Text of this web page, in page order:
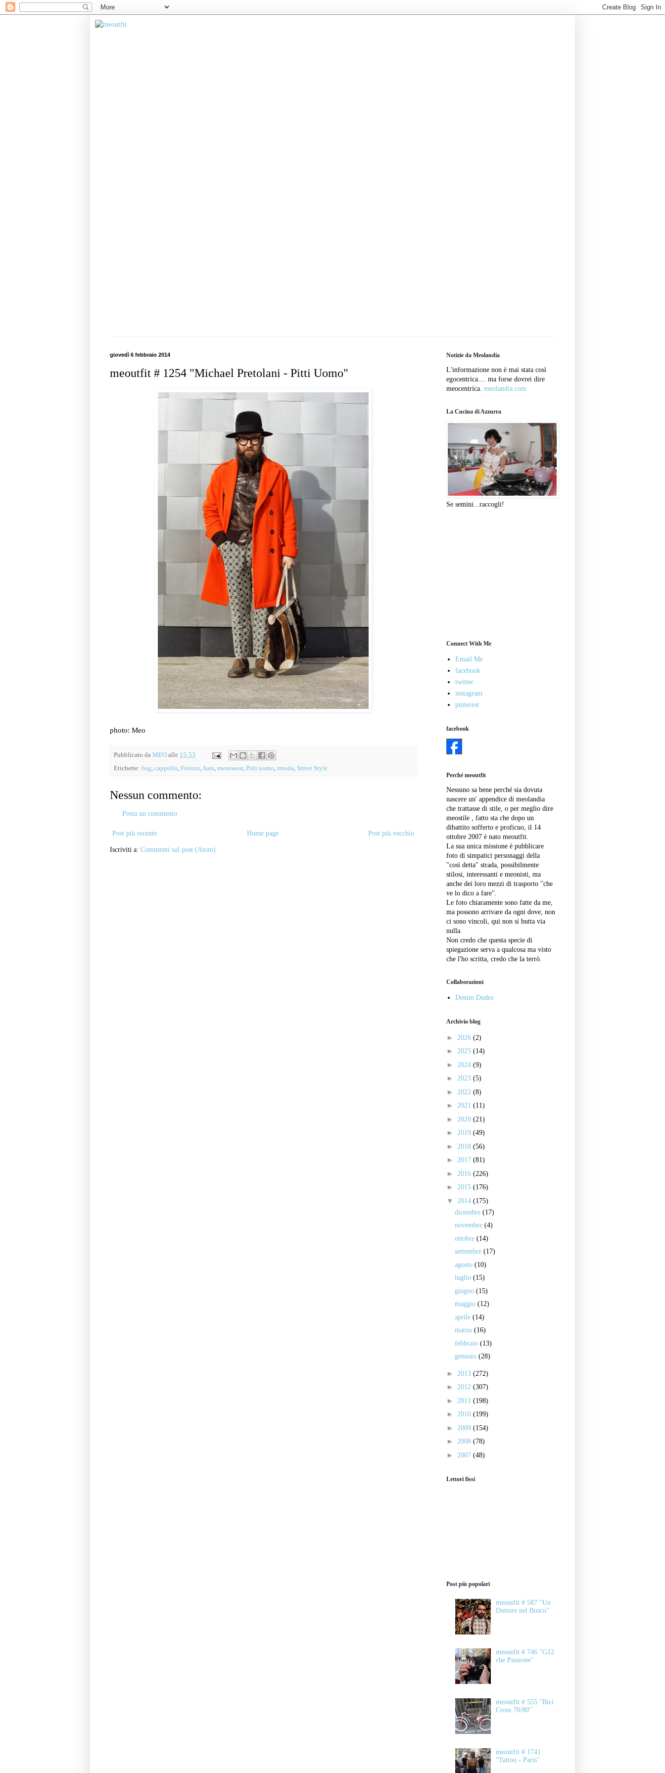
giovedì 6 febbraio 2014
meoutfit # 1254 "Michael Pretolani - Pitti Uomo"
photo: Meo
Pubblicato da MEO alle 15:53
Etichette: bag, cappello, Firenze, hats, menswear, Pitti uomo, rmoda, Street Style
Nessun commento:
Posta un commento
Post più recente Post più vecchio
Home page
Iscriviti a: Commenti sul post (Atom)
Notizie da Meolandia
L'informazione non è mai stata così
egocentrica.... ma forse dovrei dire
meocentrica. meolandia.com
La Cucina di Azzurra
Se semini...raccogli!
Connect With Me
Email Me
facebook
twitter
instagram
pinterest
facebook
Perché meoutfit
Nessuno sa bene perché sia dovuta
nascere un' appendice di meolandia
che trattasse di stile, o per meglio dire
meostile , fatto sta che dopo un
dibattito sofferto e proficuo, il 14
ottobre 2007 è nato meoutfit.
La sua unica missione è pubblicare
foto di simpatici personaggi della
"così detta" strada, possibilmente
stilosi, interessanti e meonisti, ma
anche dei loro mezzi di trasporto "che
ve lo dico a fare".
Le foto chiaramente sono fatte da me,
ma possono arrivare da ogni dove, non
ci sono vincoli, qui non si butta via
nulla.
Non credo che questa specie di
spiegazione serva a qualcosa ma visto
che l'ho scritta, credo che la terrò.
Collaborazioni
Denim Dudes
Archivio blog
► 2026 (2)
► 2025 (14)
► 2024 (9)
► 2023 (5)
► 2022 (8)
► 2021 (11)
► 2020 (21)
► 2019 (49)
► 2018 (56)
► 2017 (81)
► 2016 (226)
► 2015 (176)
▼ 2014 (175)
dicembre (17)
novembre (4)
ottobre (14)
settembre (17)
agosto (10)
luglio (15)
giugno (15)
maggio (12)
aprile (14)
marzo (16)
febbraio (13)
gennaio (28)
► 2013 (272)
► 2012 (307)
► 2011 (198)
► 2010 (199)
► 2009 (154)
► 2008 (78)
► 2007 (48)
Lettori fissi
Post più popolari
meoutfit # 587 "Un
Dottore nel Bosco"
meoutfit # 746 "G12
che Passione"
meoutfit # 555 "Bici
Cross 70/80"
meoutfit # 1741
"Tattoo - Paris"